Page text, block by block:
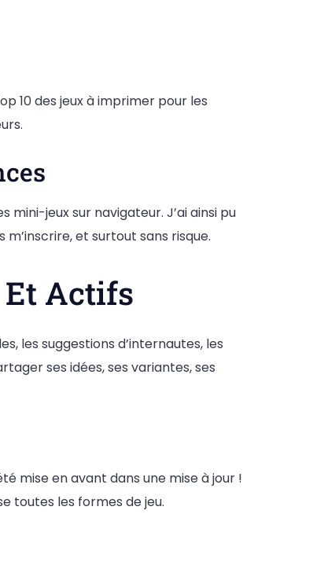
10 des jeux à imprimer pour les
mini-jeux sur navigateur. J’ai ainsi pu
et surtout sans risque.
Et Actifs
les suggestions d’internautes, les
ses idées, ses variantes, ses
mise en avant dans une mise à jour !
toutes les formes de jeu.